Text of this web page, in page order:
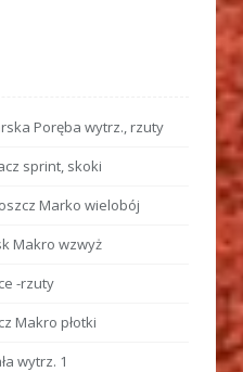
Poręba wytrz., rzuty
sprint, skoki
Marko wielobój
Makro wzwyż
-rzuty
Makro płotki
wytrz. 1